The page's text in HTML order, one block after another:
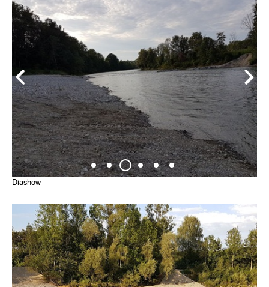
Diashow